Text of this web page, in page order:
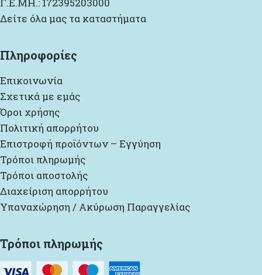
Δείτε όλα μας τα καταστήματα
Πληροφορίες
Επικοινωνία
Σχετικά με εμάς
Όροι χρήσης
Πολιτική απορρήτου
Επιστροφή προϊόντων – Εγγύηση
Τρόποι πληρωμής
Τρόποι αποστολής
Διαχείριση απορρήτου
Υπαναχώρηση / Ακύρωση Παραγγελίας
Τρόποι πληρωμής